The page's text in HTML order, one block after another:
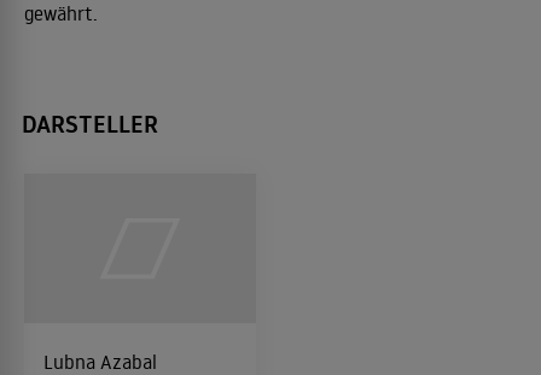
gewährt.
DARSTELLER
Lubna Azabal